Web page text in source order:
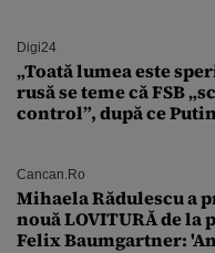
Digi24
„Toată lumea este
rusă se teme că FSB
control”, după ce
Cancan.ro
Mihaela Rădulescu a
nouă LOVITURĂ de
Felix Baumgartner: